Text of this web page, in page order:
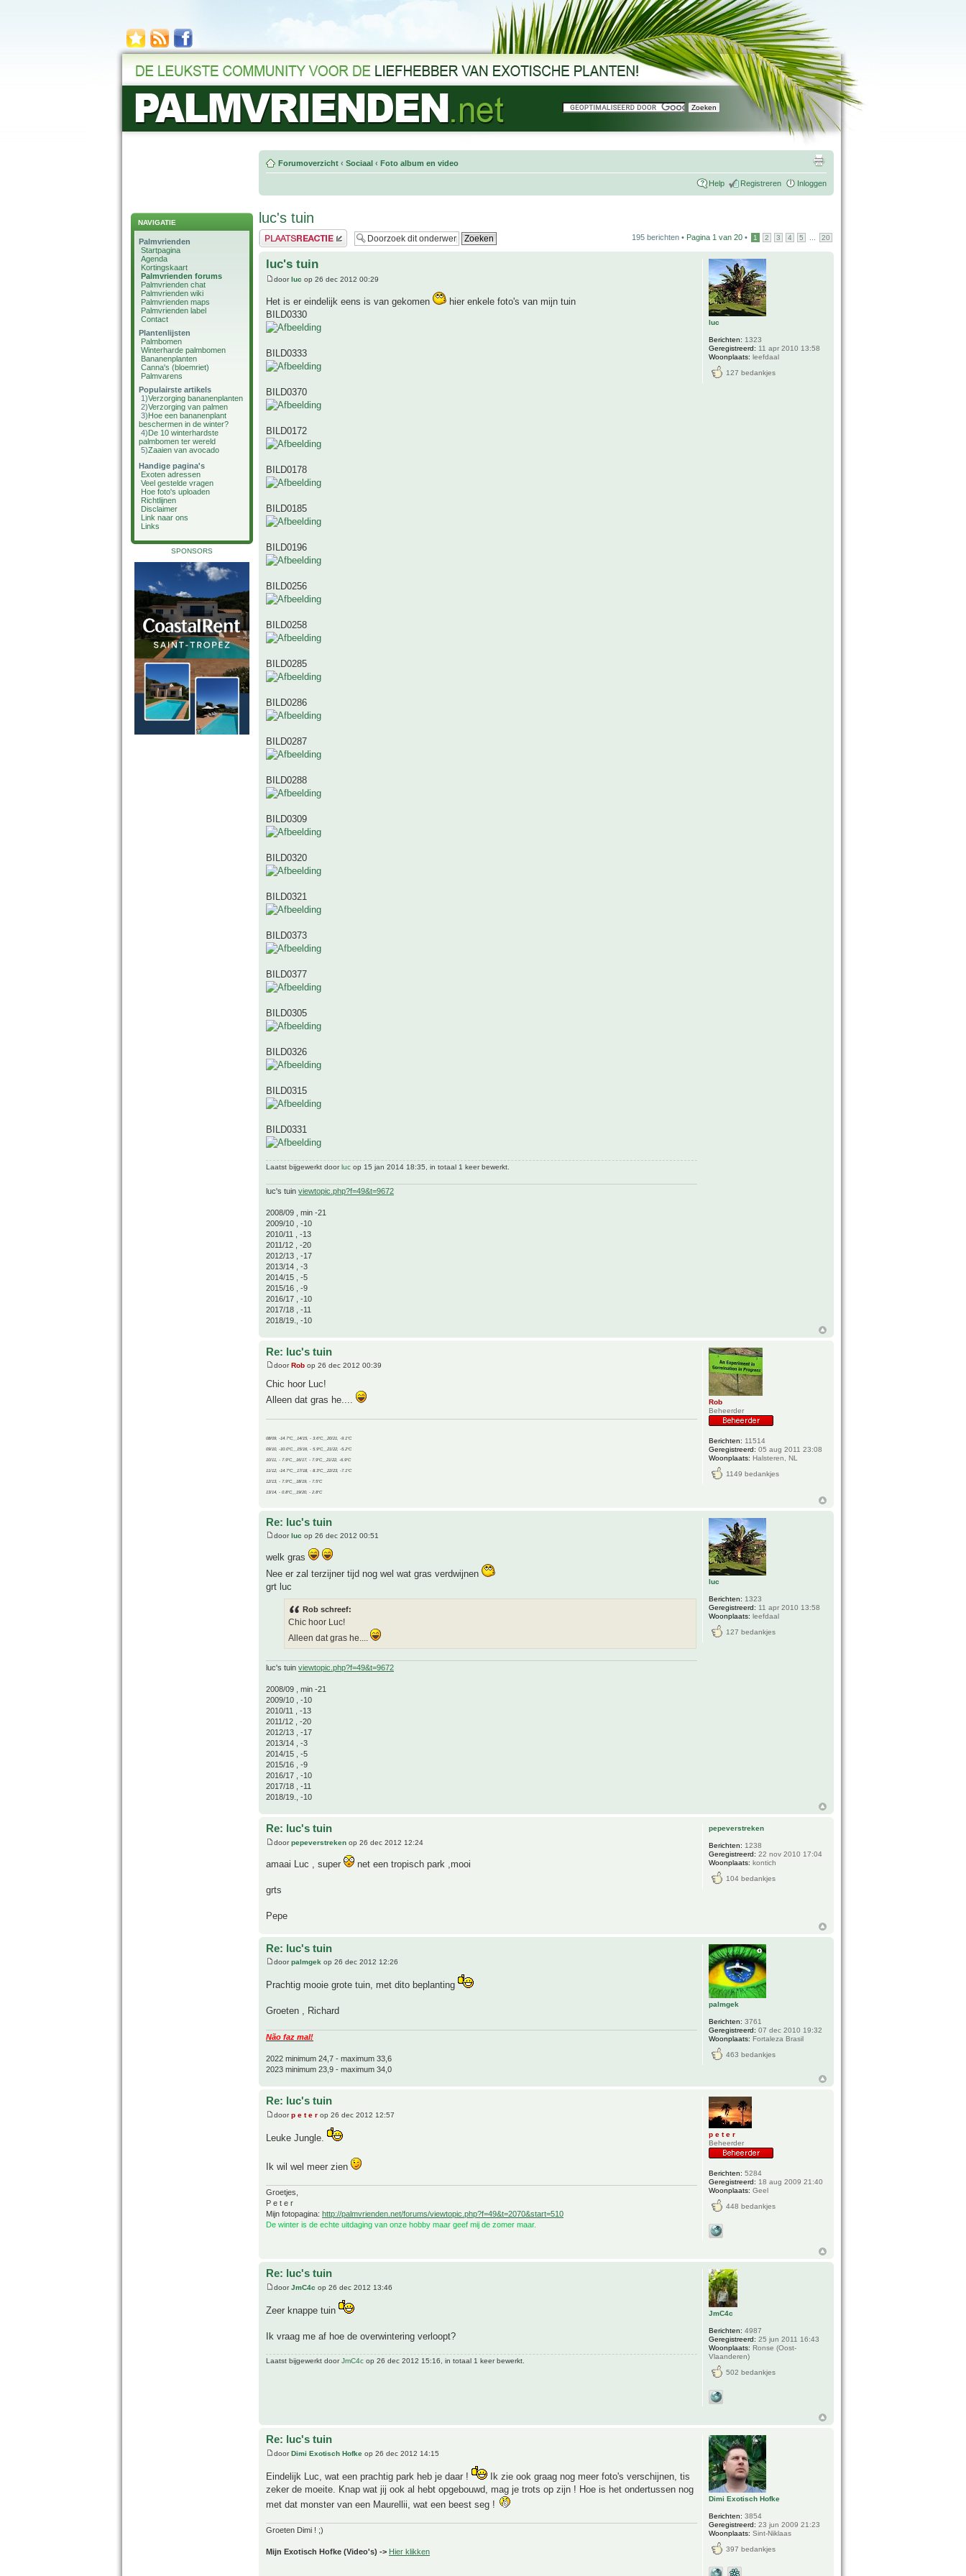
NAVIGATIE
Palmvrienden
Startpagina
Agenda
Kortingskaart
Palmvrienden forums
Palmvrienden chat
Palmvrienden wiki
Palmvrienden maps
Palmvrienden label
Contact
Plantenlijsten
Palmbomen
Winterharde palmbomen
Bananenplanten
Canna's (bloemriet)
Palmvarens
Populairste artikels
1)Verzorging bananenplanten
2)Verzorging van palmen
3)Hoe een bananenplant
beschermen in de winter?
4)De 10 winterhardste
palmbomen ter wereld
5)Zaaien van avocado
Handige pagina's
Exoten adressen
Veel gestelde vragen
Hoe foto's uploaden
Richtlijnen
Disclaimer
Link naar ons
Links
SPONSORS
Forumoverzicht ‹ Sociaal ‹ Foto album en video
Help Registreren Inloggen
luc's tuin
Plaats een reactie 195 berichten • Pagina 1 van 20 • 1 2 3 4 5 20
luc's tuin
doorluc op 26 dec 2012 00:29
Het is er eindelijk eens is van gekomen
hier enkele foto's van mijn tuin
BILD0330
BILD0333
BILD0370
BILD0172
BILD0178
BILD0185
BILD0196
BILD0256
BILD0258
BILD0285
BILD0286
BILD0287
BILD0288
BILD0309
BILD0320
BILD0321
BILD0373
BILD0377
BILD0305
BILD0326
BILD0315
BILD0331
Laatst bijgewerkt doorluc op 15 jan 2014 18:35, in totaal 1 keer bewerkt.
luc's tuin viewtopic.php?f=49&t=9672
2008/09 , min -21
2009/10 , -10
2010/11 , -13
2011/12 , -20
2012/13 , -17
2013/14 , -3
2014/15 , -5
2015/16 , -9
2016/17 , -10
2017/18 , -11
2018/19., -10
luc
Berichten: 1323
Geregistreerd: 11 apr 2010 13:58
Woonplaats: leefdaal
127 bedankjes
Re: luc's tuin
doorRob op 26 dec 2012 00:39
Chic hoor Luc!
Alleen dat gras he....
08/09, -14.7°C__14/15, - 3.6°C__20/21, -9.1°C
09/10, -10.0°C__15/16, - 5.9°C__21/22, -5.2°C
10/11, - 7.9°C__16/17, - 7.9°C__21/22, -6.9°C
11/12, -14.7°C__17/18, - 8.3°C__22/23, -7.1°C
12/13, - 7.9°C__18/19, - 7.5°C
13/14, - 0.8°C__19/20, - 2.8°C
Rob
Beheerder
Berichten: 11514
Geregistreerd: 05 aug 2011 23:08
Woonplaats: Halsteren, NL
1149 bedankjes
Re: luc's tuin
door luc op 26 dec 2012 00:51
welk gras
Nee er zal terzijner tijd nog wel wat gras verdwijnen
grt luc
Rob schreef:
Chic hoor Luc!
Alleen dat gras he....
luc's tuin viewtopic.php?f=49&t=9672
2008/09 , min -21
2009/10 , -10
2010/11 , -13
2011/12 , -20
2012/13 , -17
2013/14 , -3
2014/15 , -5
2015/16 , -9
2016/17 , -10
2017/18 , -11
2018/19., -10
luc
Berichten: 1323
Geregistreerd: 11 apr 2010 13:58
Woonplaats: leefdaal
127 bedankjes
Re: luc's tuin
doorpepeverstreken op 26 dec 2012 12:24
amaai Luc , super net een tropisch park ,mooi
grts
Pepe
pepeverstreken
Berichten: 1238
Geregistreerd: 22 nov 2010 17:04
Woonplaats: kontich
104 bedankjes
Re: luc's tuin
doorpalmgek op 26 dec 2012 12:26
Prachtig mooie grote tuin, met dito beplanting
Groeten , Richard
Não faz mal!
2022 minimum 24,7 - maximum 33,6
2023 minimum 23,9 - maximum 34,0
palmgek
Berichten: 3761
Geregistreerd: 07 dec 2010 19:32
Woonplaats: Fortaleza Brasil
463 bedankjes
Re: luc's tuin
doorp e t e r op 26 dec 2012 12:57
Leuke Jungle.
Ik wil wel meer zien
Groetjes,
P e t e r
Mijn fotopagina: http://palmvrienden.net/forums/viewtopic.php?f=49&t=2070&start=510
De winter is de echte uitdaging van onze hobby maar geef mij de zomer maar.
p e t e r
Beheerder
Berichten: 5284
Geregistreerd: 18 aug 2009 21:40
Woonplaats: Geel
448 bedankjes
Re: luc's tuin
doorJmC4c op 26 dec 2012 13:46
Zeer knappe tuin
Ik vraag me af hoe de overwintering verloopt?
Laatst bijgewerkt doorJmC4c op 26 dec 2012 15:16, in totaal 1 keer bewerkt.
JmC4c
Berichten: 4987
Geregistreerd: 25 jun 2011 16:43
Woonplaats: Ronse (Oost-
Vlaanderen)
502 bedankjes
Re: luc's tuin
doorDimi Exotisch Hofke op 26 dec 2012 14:15
Eindelijk Luc, wat een prachtig park heb je daar !
Ik zie ook graag nog meer foto's verschijnen, tis
zeker de moeite. Knap wat jij ook al hebt opgebouwd, mag je trots op zijn ! Hoe is het ondertussen nog
met dat monster van een Maurellii, wat een beest seg !
Groeten Dimi ! ;)
Mijn Exotisch Hofke (Video's) -> Hier klikken
Dimi Exotisch Hofke
Berichten: 3854
Geregistreerd: 23 jun 2009 21:23
Woonplaats: Sint-Niklaas
397 bedankjes